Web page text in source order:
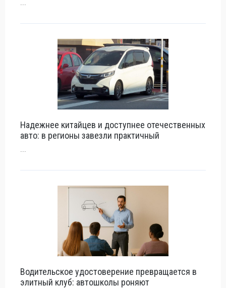
...
Надежнее китайцев и доступнее отечественных
авто: в регионы завезли практичный
...
Водительское удостоверение превращается в
элитный клуб: автошколы роняют